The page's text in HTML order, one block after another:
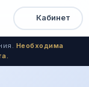
Быстрый
доступ
Кабинет
Необходима